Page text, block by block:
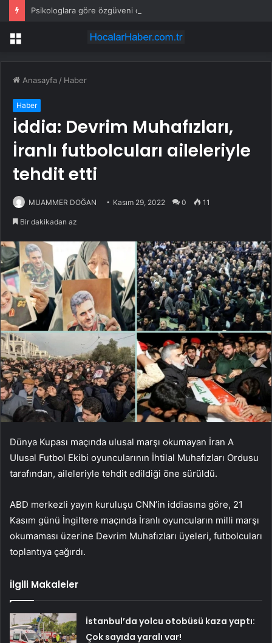
Menü
Anasayfa / Haber
Haber
İddia: Devrim Muhafızları,
İranlı futbolcuları aileleriyle
tehdit etti
MUAMMER DOĞAN Kasım 29, 2022 0 11
Bir dakikadan az
Dünya Kupası maçında ulusal marşı okumayan İran A
Ulusal Futbol Ekibi oyuncularının İhtilal Muhafızları Ordusu
tarafından, aileleriyle tehdit edildiği öne sürüldü.
ABD merkezli yayın kuruluşu CNN’in iddiasına göre, 21
Kasım günü İngiltere maçında İranlı oyuncuların milli marşı
okumaması üzerine Devrim Muhafızları üyeleri, futbolcuları
toplantıya çağırdı.
İlgili Makaleler
İstanbul’da yolcu otobüsü kaza yaptı:
Çok sayıda yaralı var!